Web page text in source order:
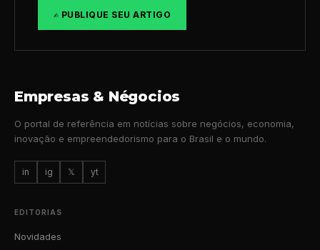
✍️ PUBLIQUE SEU ARTIGO
Empresas & Négocios
O portal de referência em notícias sobre negócios, economia,
inovação e empreendedorismo para o Brasil e o mundo.
in ig 𝕏 yt
EDITORIAS
Novidades